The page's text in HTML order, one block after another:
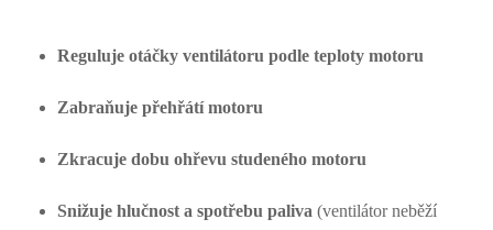
Reguluje otáčky ventilátoru podle teploty motoru
Zabraňuje přehřátí motoru
Zkracuje dobu ohřevu studeného motoru
Snižuje hlučnost a spotřebu paliva (ventilátor neběží